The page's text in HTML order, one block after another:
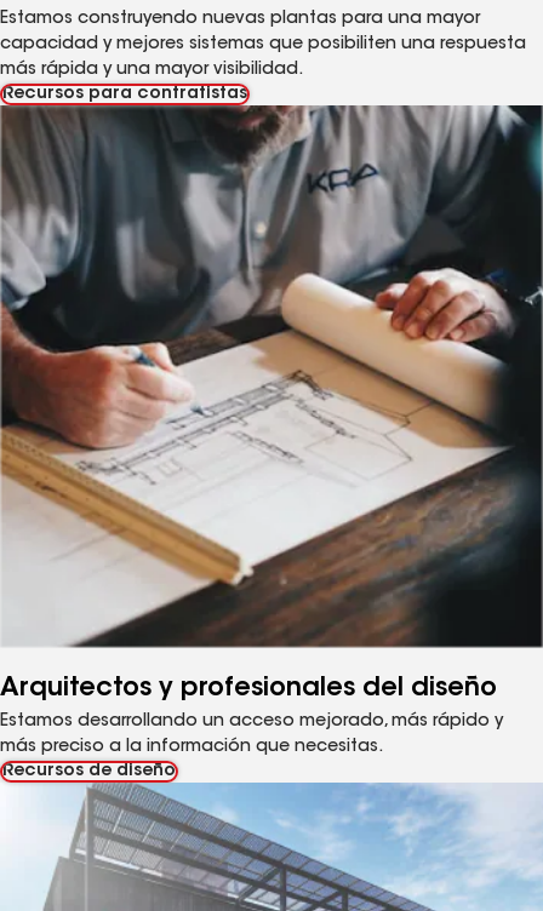
Estamos construyendo nuevas plantas para una mayor
capacidad y mejores sistemas que posibiliten una respuesta
más rápida y una mayor visibilidad.
Recursos para contratistas
Arquitectos y profesionales del diseño
Estamos desarrollando un acceso mejorado, más rápido y
más preciso a la información que necesitas.
Recursos de diseño